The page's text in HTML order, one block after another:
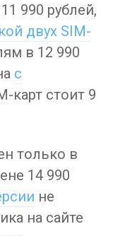
990 рублей,
двух SIM-
в 12 990
с
карт стоит 9
только в
14 990
не
на сайте